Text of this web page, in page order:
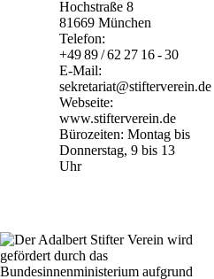
Hochstraße 8
81669 München
Telefon:
+49 89 / 62 27 16 - 30
E-Mail:
sekretariat@stifterverein.de
Webseite:
www.stifterverein.de
Bürozeiten: Montag bis
Donnerstag, 9 bis 13
Uhr